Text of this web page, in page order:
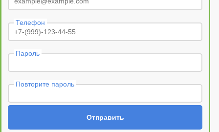
Телефон
Пароль
Повторите пароль
Отправить